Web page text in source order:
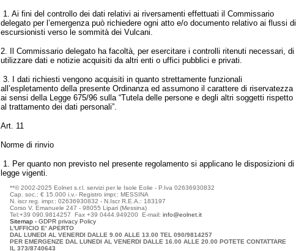
1. Ai fini del controllo dei dati relativi ai riversamenti effettuati il Commissario
delegato per l’emergenza può richiedere ogni atto e/o documento relativo ai flussi di
escursionisti verso le sommità dei Vulcani.
2. Il Commissario delegato ha facoltà, per esercitare i controlli ritenuti necessari, di
utilizzare dati e notizie acquisiti da altri enti o uffici pubblici e privati.
3. I dati richiesti vengono acquisiti in quanto strettamente funzionali
all’espletamento della presente Ordinanza ed assumono il carattere di riservatezza
ai sensi della Legge 675/96 sulla “Tutela delle persone e degli altri soggetti rispetto
al trattamento dei dati personali”.
Art. 11
Norme di rinvio
1. Per quanto non previsto nel presente regolamento si applicano le disposizioni di
legge vigenti.
**© 2002-2025 Eolnet s.r.l. servizi per le Isole Eolie - P.Iva 02636930832
Cap. soc.: € 15.000 i.v.- Registro impr.: MESSINA
N. iscr reg. impr.: 02636930832 - N.Iscr R.E.A.: 183197
Corso V. Emanuele 247 - 98055 Lipari (Messina)
Tel:+39 090.9814257 Fax +39 0444.949200 E-mail: info@eolnet.it
Sitemap - GDPR privacy Policy
L'UFFICIO E' APERTO
DAL LUNEDI AL VENERDI DALLE 9.00 ALLE 13.00 TEL 090/9814257
PER EMERGENZE DAL LUNEDI AL VENERDI DALLE 16.00 ALLE 20.00 POTETE CONTATTARE
IL 373/8740643